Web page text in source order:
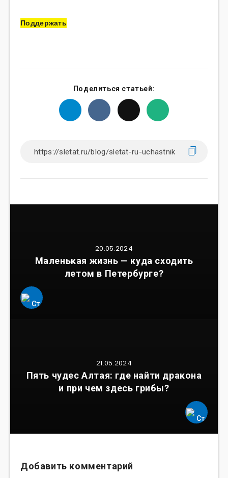
Поддержать
Поделиться статьей:
20.05.2024
Маленькая жизнь — куда сходить
летом в Петербурге?
21.05.2024
Пять чудес Алтая: где найти дракона
и при чем здесь грибы?
Добавить комментарий